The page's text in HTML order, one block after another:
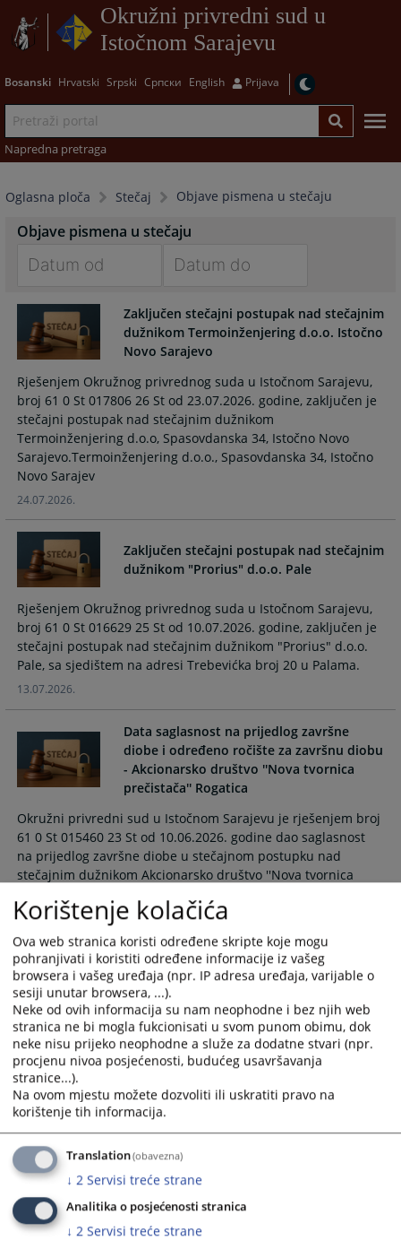
Okružni privredni sud u
Istočnom Sarajevu
Bosanski Hrvatski Srpski Српски English Prijava
Napredna pretraga
Oglasna ploča Stečaj Objave pismena u stečaju
Objave pismena u stečaju
forward
to
interact
with
the
calendar
and
select
a
date.
the
question
mark
key
to
get
the
keyboard
shortcuts
for
changing
dates.
forward
to
interact
with
the
calendar
and
select
question
mark
to
get
the
keyboard
for
changing
dates.
Zaključen stečajni postupak nad stečajnim
dužnikom Termoinženjering d.o.o. Istočno
Novo Sarajevo
Rješenjem Okružnog privrednog suda u Istočnom Sarajevu,
broj 61 0 St 017806 26 St od 23.07.2026. godine, zaključen je
stečajni postupak nad stečajnim dužnikom
Termoinženjering d.o.o, Spasovdanska 34, Istočno Novo
Sarajevo.Termoinženjering d.o.o., Spasovdanska 34, Istočno
Novo Sarajev
24.07.2026.
Zaključen stečajni postupak nad stečajnim
dužnikom "Prorius" d.o.o. Pale
Rješenjem Okružnog privrednog suda u Istočnom Sarajevu,
broj 61 0 St 016629 25 St od 10.07.2026. godine, zaključen je
stečajni postupak nad stečajnim dužnikom "Prorius" d.o.o.
Pale, sa sjedištem na adresi Trebevićka broj 20 u Palama.
13.07.2026.
Data saglasnost na prijedlog završne
diobe i određeno ročište za završnu diobu
- Akcionarsko društvo ''Nova tvornica
prečistača'' Rogatica
Okružni privredni sud u Istočnom Sarajevu je rješenjem broj
61 0 St 015460 23 St od 10.06.2026. godine dao saglasnost
na prijedlog završne diobe u stečajnom postupku nad
stečajnim dužnikom Akcionarsko društvo ''Nova tvornica
za glavnu diobu za dan 08.07.2026. godine u 10:00 sati u
prostorijama suda.
11.06.2026.
Otvoren stečajni postupak nad pravnim
licem „Novi Autodijelovi“ a.d. Rudo
Rješenjem Okružnog privrednog suda u Istočnom Sarajevu,
broj: 61 0 St 017854 26 St od 08.06.2026. godine, otvoren je
stečajni postupak nad pravnim licem „Novi Autodijelovi“ a.d.
Rudo, Industrijska bb, Rudo.
08.06.2026.
Zakazana skupština povjerilaca nad
imovinom pravnog lica Društvo sa
ograničenom odgovornošću za
Korištenje kolačića
Ova web stranica koristi određene skripte koje mogu
pohranjivati i koristiti određene informacije iz vašeg
browsera i vašeg uređaja (npr. IP adresa uređaja, varijable o
sesiji unutar browsera, ...).
Neke od ovih informacija su nam neophodne i bez njih web
stranica ne bi mogla fukcionisati u svom punom obimu, dok
neke nisu prijeko neophodne a služe za dodatne stvari (npr.
procjenu nivoa posjećenosti, budućeg usavršavanja
stranice...).
Na ovom mjestu možete dozvoliti ili uskratiti pravo na
korištenje tih informacija.
Translation(obavezna)
↓ 2 Servisi treće strane
Analitika o posjećenosti stranica
↓ 2 Servisi treće strane